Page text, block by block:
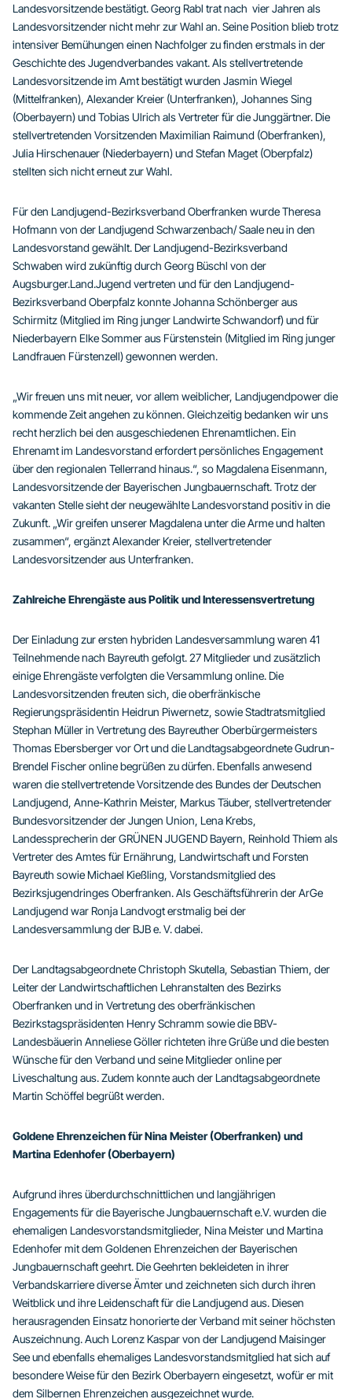
Landesvorsitzende bestätigt. Georg Rabl trat nach vier Jahren als
Landesvorsitzender nicht mehr zur Wahl an. Seine Position blieb trotz
intensiver Bemühungen einen Nachfolger zu finden erstmals in der
Geschichte des Jugendverbandes vakant. Als stellvertretende
Landesvorsitzende im Amt bestätigt wurden Jasmin Wiegel
(Mittelfranken), Alexander Kreier (Unterfranken), Johannes Sing
(Oberbayern) und Tobias Ulrich als Vertreter für die Junggärtner. Die
stellvertretenden Vorsitzenden Maximilian Raimund (Oberfranken),
Julia Hirschenauer (Niederbayern) und Stefan Maget (Oberpfalz)
stellten sich nicht erneut zur Wahl.
Für den Landjugend-Bezirksverband Oberfranken wurde Theresa
Hofmann von der Landjugend Schwarzenbach/ Saale neu in den
Landesvorstand gewählt. Der Landjugend-Bezirksverband
Schwaben wird zukünftig durch Georg Büschl von der
Augsburger.Land.Jugend vertreten und für den Landjugend-
Bezirksverband Oberpfalz konnte Johanna Schönberger aus
Schirmitz (Mitglied im Ring junger Landwirte Schwandorf) und für
Niederbayern Elke Sommer aus Fürstenstein (Mitglied im Ring junger
Landfrauen Fürstenzell) gewonnen werden.
„Wir freuen uns mit neuer, vor allem weiblicher, Landjugendpower die
kommende Zeit angehen zu können. Gleichzeitig bedanken wir uns
recht herzlich bei den ausgeschiedenen Ehrenamtlichen. Ein
Ehrenamt im Landesvorstand erfordert persönliches Engagement
über den regionalen Tellerrand hinaus.“, so Magdalena Eisenmann,
Landesvorsitzende der Bayerischen Jungbauernschaft. Trotz der
vakanten Stelle sieht der neugewählte Landesvorstand positiv in die
Zukunft. „Wir greifen unserer Magdalena unter die Arme und halten
zusammen“, ergänzt Alexander Kreier, stellvertretender
Landesvorsitzender aus Unterfranken.
Zahlreiche Ehrengäste aus Politik und Interessensvertretung
Der Einladung zur ersten hybriden Landesversammlung waren 41
Teilnehmende nach Bayreuth gefolgt. 27 Mitglieder und zusätzlich
einige Ehrengäste verfolgten die Versammlung online. Die
Landesvorsitzenden freuten sich, die oberfränkische
Regierungspräsidentin Heidrun Piwernetz, sowie Stadtratsmitglied
Stephan Müller in Vertretung des Bayreuther Oberbürgermeisters
Thomas Ebersberger vor Ort und die Landtagsabgeordnete Gudrun-
Brendel Fischer online begrüßen zu dürfen. Ebenfalls anwesend
waren die stellvertretende Vorsitzende des Bundes der Deutschen
Landjugend, Anne-Kathrin Meister, Markus Täuber, stellvertretender
Bundesvorsitzender der Jungen Union, Lena Krebs,
Landessprecherin der GRÜNEN JUGEND Bayern, Reinhold Thiem als
Vertreter des Amtes für Ernährung, Landwirtschaft und Forsten
Bayreuth sowie Michael Kießling, Vorstandsmitglied des
Bezirksjugendringes Oberfranken. Als Geschäftsführerin der ArGe
Landjugend war Ronja Landvogt erstmalig bei der
Landesversammlung der BJB e. V. dabei.
Der Landtagsabgeordnete Christoph Skutella, Sebastian Thiem, der
Leiter der Landwirtschaftlichen Lehranstalten des Bezirks
Oberfranken und in Vertretung des oberfränkischen
Bezirkstagspräsidenten Henry Schramm sowie die BBV-
Landesbäuerin Anneliese Göller richteten ihre Grüße und die besten
Wünsche für den Verband und seine Mitglieder online per
Liveschaltung aus. Zudem konnte auch der Landtagsabgeordnete
Martin Schöffel begrüßt werden.
Goldene Ehrenzeichen für Nina Meister (Oberfranken) und
Martina Edenhofer (Oberbayern)
Aufgrund ihres überdurchschnittlichen und langjährigen
Engagements für die Bayerische Jungbauernschaft e.V. wurden die
ehemaligen Landesvorstandsmitglieder, Nina Meister und Martina
Edenhofer mit dem Goldenen Ehrenzeichen der Bayerischen
Jungbauernschaft geehrt. Die Geehrten bekleideten in ihrer
Verbandskarriere diverse Ämter und zeichneten sich durch ihren
Weitblick und ihre Leidenschaft für die Landjugend aus. Diesen
herausragenden Einsatz honorierte der Verband mit seiner höchsten
Auszeichnung. Auch Lorenz Kaspar von der Landjugend Maisinger
See und ebenfalls ehemaliges Landesvorstandsmitglied hat sich auf
besondere Weise für den Bezirk Oberbayern eingesetzt, wofür er mit
dem Silbernen Ehrenzeichen ausgezeichnet wurde.